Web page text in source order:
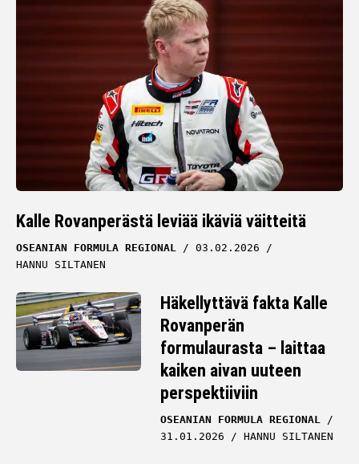
Kalle Rovanperästä leviää ikäviä väitteitä
OSEANIAN FORMULA REGIONAL
03.02.2026
HANNU SILTANEN
Häkellyttävä fakta Kalle
Rovanperän
formulaurasta – laittaa
kaiken aivan uuteen
perspektiiviin
OSEANIAN FORMULA REGIONAL
31.01.2026
HANNU SILTANEN